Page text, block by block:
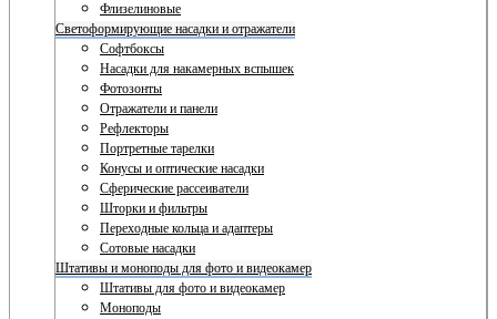
Флизелиновые
Светоформирующие насадки и отражатели
Софтбоксы
Насадки для накамерных вспышек
Фотозонты
Отражатели и панели
Рефлекторы
Портретные тарелки
Конусы и оптические насадки
Сферические рассеиватели
Шторки и фильтры
Переходные кольца и адаптеры
Сотовые насадки
Штативы и моноподы для фото и видеокамер
Штативы для фото и видеокамер
Моноподы